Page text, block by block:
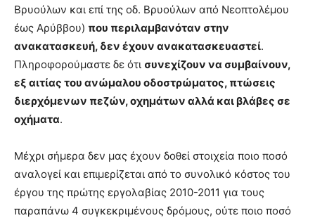
Βρυούλων και επί της οδ. Βρυούλων από Νεοπτολέμου
έως Αρύββου) που περιλαμβανόταν στην
ανακατασκευή, δεν έχουν ανακατασκευαστεί.
Πληροφορούμαστε δε ότι συνεχίζουν να συμβαίνουν,
εξ αιτίας του ανώμαλου οδοστρώματος, πτώσεις
διερχόμενων πεζών, οχημάτων αλλά και βλάβες σε
οχήματα.
Μέχρι σήμερα δεν μας έχουν δοθεί στοιχεία ποιο ποσό
αναλογεί και επιμερίζεται από το συνολικό κόστος του
έργου της πρώτης εργολαβίας 2010-2011 για τους
παραπάνω 4 συγκεκριμένους δρόμους, ούτε ποιο ποσό